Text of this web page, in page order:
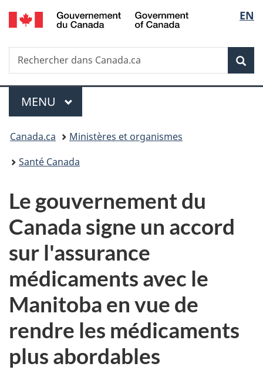
Passer
au
principal
Passer
à
Au
du
Passer
à
version
simplifiée
de
la
EN
Recherche
Rechercher
dans
Menu
MENU PRINCIPAL
Vous
êtes
Canada.ca
Ministères et organismes
Santé Canada
Le gouvernement du
Canada signe un accord
sur l'assurance
médicaments avec le
Manitoba en vue de
rendre les médicaments
plus abordables